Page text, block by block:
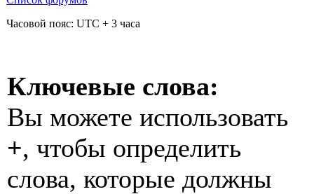
Часовой пояс: UTC + 3 часа
Ключевые слова:
Вы можете использовать
+, чтобы определить
слова, которые должны